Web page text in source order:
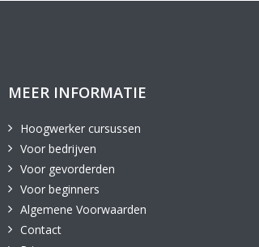
MEER INFORMATIE
Hoogwerker cursussen
Voor bedrijven
Voor gevorderden
Voor beginners
Algemene Voorwaarden
Contact